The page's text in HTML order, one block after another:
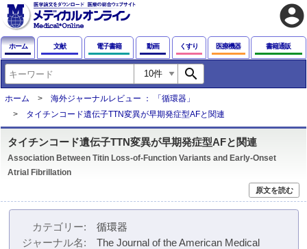
account_circle
ホーム 文献 電子書籍 動画 くすり 医療機器 書籍通販
search
ホーム
海外ジャーナルレビュー ： 「循環器」
タイチンコード遺伝子TTN変異が早期発症型AFと関連
タイチンコード遺伝子TTN変異が早期発症型AFと関連
Association Between Titin Loss-of-Function Variants and Early-Onset
Atrial Fibrillation
原文を読む
カテゴリー
循環器
ジャーナル名
The Journal of the American Medical